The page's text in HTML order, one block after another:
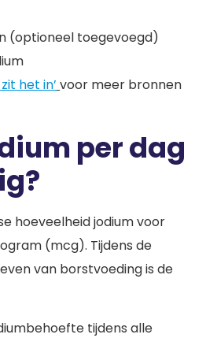
(optioneel toegevoegd)
zit het in’ voor meer bronnen
per dag
hoeveelheid jodium voor
(mcg). Tijdens de
van borstvoeding is de
tijdens alle